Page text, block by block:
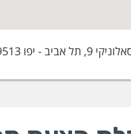
אביב - יפו 69513